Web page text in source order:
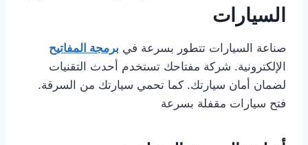
السيارات
صناعة السيارات تتطور بسرعة في برمجة المفاتيح
الإلكترونية. شركة مفتاحك تستخدم أحدث التقنيات
لضمان أمان سيارتك. كما تحمي سيارتك من السرقة.
فتح سيارات مقفلة بسرعة